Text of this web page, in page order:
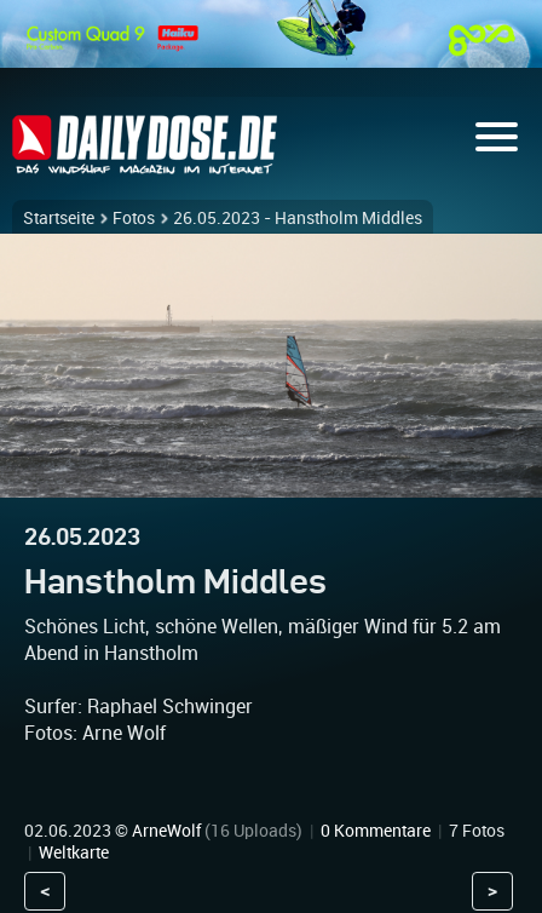
Startseite Fotos 26.05.2023 - Hanstholm Middles
26.05.2023
Hanstholm Middles
Schönes Licht, schöne Wellen, mäßiger Wind für 5.2 am
Abend in Hanstholm
Surfer: Raphael Schwinger
Fotos: Arne Wolf
02.06.2023 ©ArneWolf (16 Uploads) | 0 Kommentare | 7 Fotos
| Weltkarte
< >